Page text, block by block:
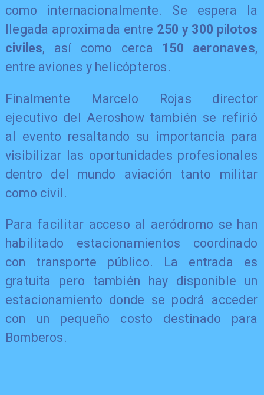
como internacionalmente. Se espera la
llegada aproximada entre 250 y 300 pilotos
civiles, así como cerca 150 aeronaves,
entre aviones y helicópteros.
Finalmente Marcelo Rojas director
ejecutivo del Aeroshow también se refirió
al evento resaltando su importancia para
visibilizar las oportunidades profesionales
dentro del mundo aviación tanto militar
como civil.
Para facilitar acceso al aeródromo se han
habilitado estacionamientos coordinado
con transporte público. La entrada es
gratuita pero también hay disponible un
estacionamiento donde se podrá acceder
con un pequeño costo destinado para
Bomberos.